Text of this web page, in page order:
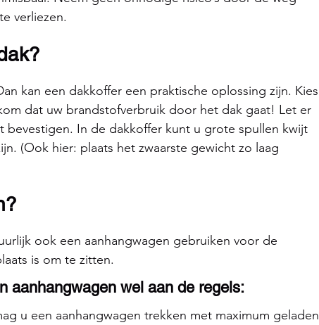
verliezen.
kan een dakkoffer een praktische oplossing zijn. Kies
dat uw brandstofverbruik door het dak gaat! Let er
bevestigen. In de dakkoffer kunt u grote spullen kwijt
(Ook hier: plaats het zwaarste gewicht zo laag
ook een aanhangwagen gebruiken voor de
is om te zitten.
aanhangwagen wel aan de regels:
u een aanhangwagen trekken met maximum geladen